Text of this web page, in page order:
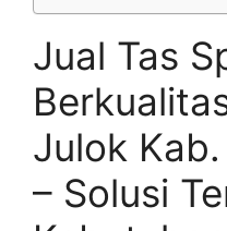
Jual Tas
Julok
– Solusi